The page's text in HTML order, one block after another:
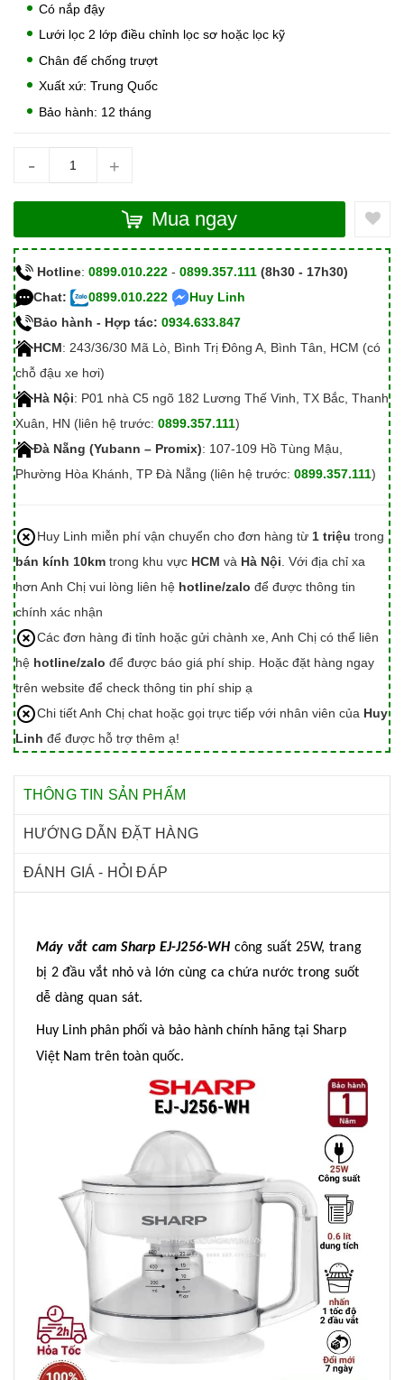
Có nắp đậy
Lưới lọc 2 lớp điều chỉnh lọc sơ hoặc lọc kỹ
Chân đế chống trượt
Xuất xứ: Trung Quốc
Bảo hành: 12 tháng
- +
Mua ngay
Hotline: 0899.010.222 - 0899.357.111 (8h30 - 17h30)
Chat:
0899.010.222
Huy Linh
Bảo hành - Hợp tác: 0934.633.847
HCM: 243/36/30 Mã Lò, Bình Trị Đông A, Bình Tân, HCM (có
chỗ đậu xe hơi)
Hà Nội: P01 nhà C5 ngõ 182 Lương Thế Vinh, TX Bắc, Thanh
Xuân, HN (liên hệ trước: 0899.357.111)
Đà Nẵng (Yubann – Promix): 107-109 Hồ Tùng Mậu,
Phường Hòa Khánh, TP Đà Nẵng (liên hệ trước: 0899.357.111)
Huy Linh miễn phí vận chuyển cho đơn hàng từ 1 triệu trong
bán kính 10km trong khu vực HCM và Hà Nội . Với địa chỉ xa
hơn Anh Chị vui lòng liên hệ hotline/zalo để được thông tin
chính xác nhận
Các đơn hàng đi tỉnh hoặc gửi chành xe, Anh Chị có thể liên
hệ hotline/zalo để được báo giá phí ship. Hoặc đặt hàng ngay
trên website để check thông tin phí ship ạ
Chi tiết Anh Chị chat hoặc gọi trực tiếp với nhân viên của Huy
Linh để được hỗ trợ thêm ạ!
THÔNG TIN SẢN PHẨM
HƯỚNG DẪN ĐẶT HÀNG
ĐÁNH GIÁ - HỎI ĐÁP
Máy vắt cam Sharp EJ-J256-WH công suất 25W, trang
bị 2 đầu vắt nhỏ và lớn cùng ca chứa nước trong suốt
dễ dàng quan sát.
Huy Linh phân phối và bảo hành chính hãng tại Sharp
Việt Nam trên toàn quốc.